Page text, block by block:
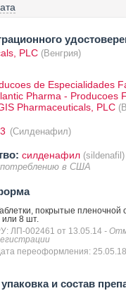
PLC (Венгрия)
de Especialidades
Pharma - Producoes
Pharmaceuticals, PLC
(Силденафил)
силденафил (sildenafil)
в США
покрытые пленочной
или 8 шт.
ЛП-002461 от 13.05.14 -
переоформления: 25.05.18
и состав